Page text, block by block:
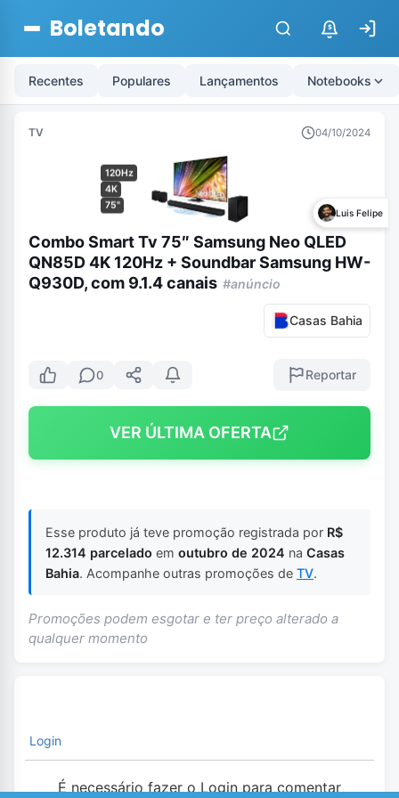
Boletando $
Recentes Populares Lançamentos Notebooks
TV 04/10/2024
120Hz
4K
75"
Luis Felipe
Combo Smart Tv 75″ Samsung Neo QLED
QN85D 4K 120Hz + Soundbar Samsung HW-
Q930D, com 9.1.4 canais #anúncio
Casas Bahia
0 Reportar
VER ÚLTIMA OFERTA
Esse produto já teve promoção registrada por R$
12.314 parcelado em outubro de 2024 na Casas
Bahia. Acompanhe outras promoções de TV.
Promoções podem esgotar e ter preço alterado a
qualquer momento
Login
É necessário fazer o Login para comentar